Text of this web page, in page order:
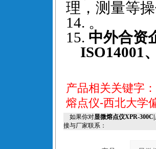
理，测量等
14. 。
15. 中外合资
ISO14001
产品相关关键字
熔点仪-西北大学
如果你对显微熔点仪XPR-
接与厂家联系：